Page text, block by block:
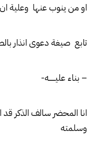
او من ينوب عنها وعلية
تابع صيغة دعوى انذار
– بناء عليــــــه-
انا المحضر سالف الذكر
وسلمته